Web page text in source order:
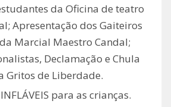
da Oficina de teatro
Apresentação dos Gaiteiros
Marcial Maestro Candal;
Declamação e Chula
Gritos de Liberdade.
para as crianças.